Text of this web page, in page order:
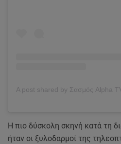
Η πιο δύσκολη σκηνή κατά τη
ήταν οι ξυλοδαρμοί της